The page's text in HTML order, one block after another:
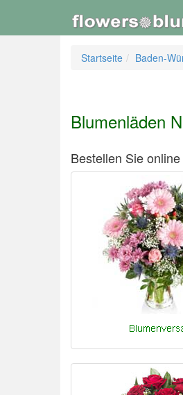
Startseite Baden-
Blumenläden
Bestellen Sie